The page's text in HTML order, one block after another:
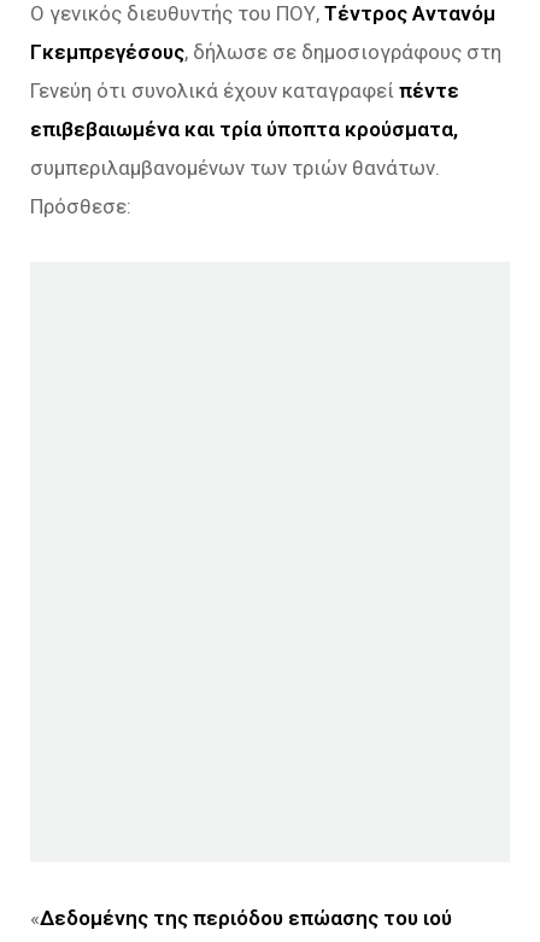
Ο γενικός διευθυντής του ΠΟΥ, Τέντρος Αντανόμ
Γκεμπρεγέσους, δήλωσε σε δημοσιογράφους στη
Γενεύη ότι συνολικά έχουν καταγραφεί πέντε
επιβεβαιωμένα και τρία ύποπτα κρούσματα,
συμπεριλαμβανομένων των τριών θανάτων.
Πρόσθεσε:
«Δεδομένης της περιόδου επώασης του ιού